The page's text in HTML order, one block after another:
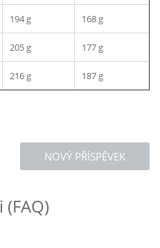
194 g 168 g
205 g 177 g
216 g 187 g
NOVÝ PŘÍSPĚVEK